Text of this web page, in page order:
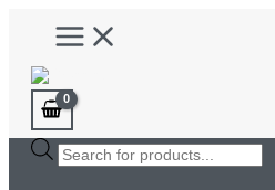
innehåll
Main
Menu
Products
search